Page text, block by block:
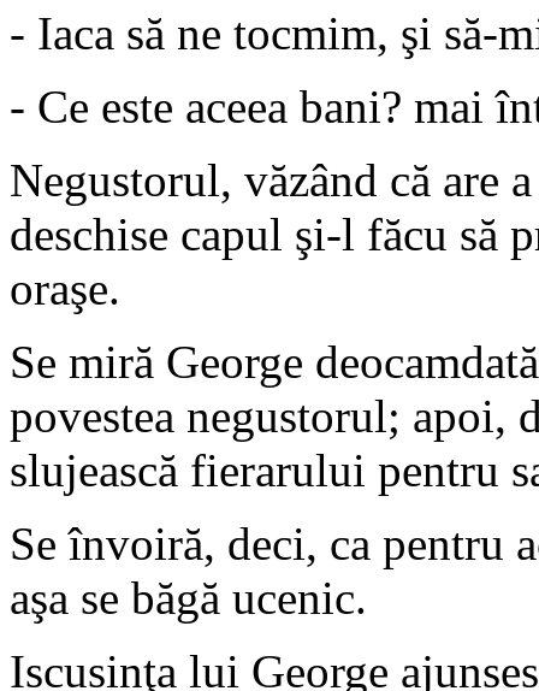
- Iaca să ne tocmim, şi să-
- Ce este aceea bani? mai
Negustorul, văzând că are
deschise capul şi-l făcu să
oraşe.
Se miră George
povestea negustorul; apoi,
slujească fierarului pentru
Se învoiră, deci, ca pentru
aşa se băgă ucenic.
Iscusinţa lui George